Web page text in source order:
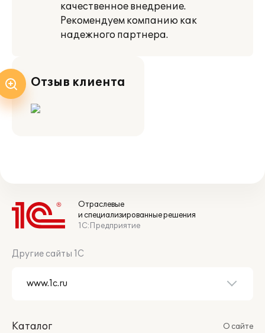
качественное внедрение.
Рекомендуем компанию как
надежного партнера.
Отзыв клиента
Отраслевые
и специализированные решения
1С:Предприятие
Другие сайты 1С
Каталог
О сайте